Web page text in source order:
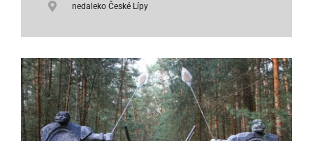
nedaleko České Lípy